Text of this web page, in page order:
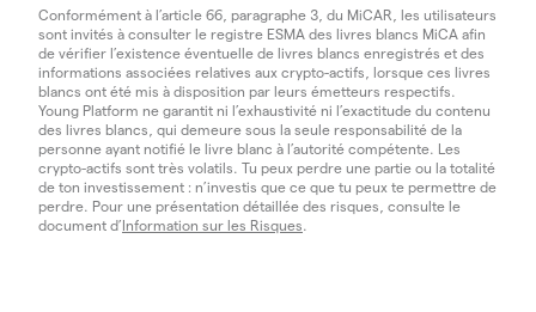
Conformément à l’article 66, paragraphe 3, du MiCAR, les utilisateurs
sont invités à consulter le registre ESMA des livres blancs MiCA afin
de vérifier l’existence éventuelle de livres blancs enregistrés et des
informations associées relatives aux crypto-actifs, lorsque ces livres
blancs ont été mis à disposition par leurs émetteurs respectifs.
Young Platform ne garantit ni l’exhaustivité ni l’exactitude du contenu
des livres blancs, qui demeure sous la seule responsabilité de la
personne ayant notifié le livre blanc à l’autorité compétente. Les
crypto-actifs sont très volatils. Tu peux perdre une partie ou la totalité
de ton investissement : n’investis que ce que tu peux te permettre de
perdre. Pour une présentation détaillée des risques, consulte le
document d’Information sur les Risques.